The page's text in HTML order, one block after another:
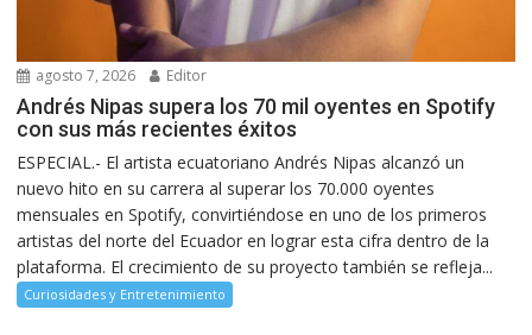
agosto 7, 2026 Editor
Andrés Nipas supera los 70 mil oyentes en Spotify
con sus más recientes éxitos
ESPECIAL.- El artista ecuatoriano Andrés Nipas alcanzó un
nuevo hito en su carrera al superar los 70.000 oyentes
mensuales en Spotify, convirtiéndose en uno de los primeros
artistas del norte del Ecuador en lograr esta cifra dentro de la
plataforma. El crecimiento de su proyecto también se refleja...
Curiosidades y Entretenimiento